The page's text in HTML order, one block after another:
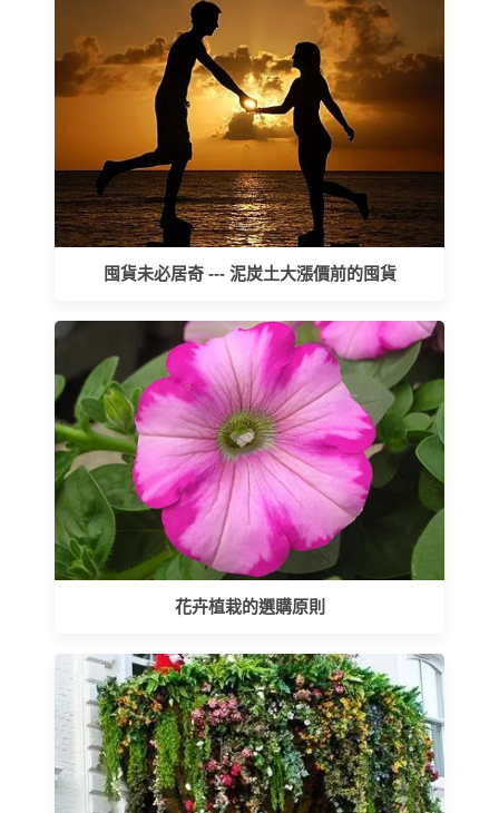
囤貨未必居奇 --- 泥炭土大漲價前的囤貨
花卉植栽的選購原則